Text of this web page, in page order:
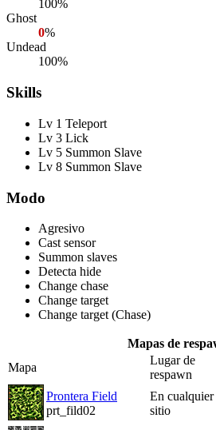
100%
Ghost
0%
Undead
100%
Skills
Lv 1 Teleport
Lv 3 Lick
Lv 5 Summon Slave
Lv 8 Summon Slave
Modo
Agresivo
Cast sensor
Summon slaves
Detecta hide
Change chase
Change target
Change target (Chase)
Mapas de
Mapa
Lugar de
respawn
Prontera Field
prt_fild02
En cualquier
sitio